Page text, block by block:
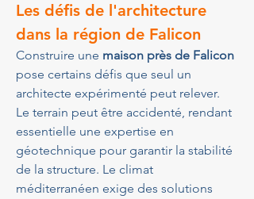
Les défis de l'architecture
dans la région de Falicon
Construire une maison près de Falicon
pose certains défis que seul un
architecte expérimenté peut relever.
Le terrain peut être accidenté, rendant
essentielle une expertise en
géotechnique pour garantir la stabilité
de la structure. Le climat
méditerranéen exige des solutions